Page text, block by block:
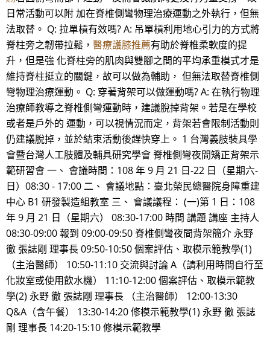
日常活動可以附 加在脊椎側彎物理治療運動之外執行，但無
法取替。 Q: 拉單槓有效嗎? A: 吊單槓利用地心引力的方式將
脊柱旁之韌帶拉鬆， 醫療護膝推薦有助於脊椎柔軟度的提
升，但是強 化脊柱旁的肌肉與雙腳之間的平均承重模式才是
維持脊柱挺立的關鍵，故可以做為輔助， 但無法取替脊椎側
彎物理治療運動。 Q: 穿著背架可以做運動嗎? A: 在執行物理
治療師教導之脊椎側彎運動時，建議脫掉背架。若是在學校
或者是戶外的 運動，可以視情況而定，背架若會限制活動則
仍建議脫掉，並於結束活動後趕快穿上。 1 台灣義肢裝具學
會暨台灣人工肢體及輔具研究學會 脊椎側彎夜間矯正背架示
範研習會 一、 會議時間：108 年 9 月 21 日-22 日（星期六-
日）08:30 - 17:00 二、 會議地點：臺北榮民總醫院身障重建
中心 B1 研發製造組教室 三、 會議議程： (一)第 1 日：108
年 9 月 21 日（星期六） 08:30-17:00 時間 講題 講座 主持人
08:30-09:00 報到 09:00-09:50 脊椎側彎夜間背架簡介 永野
徹 張誌剛 理事長 09:50-10:50 個案評估、取模示範教學(1)
（主治醫師） 10:50-11:10 交流與討論 A（請利用時間自行至
化妝室或使用飲水機） 11:10-12:00 個案評估、取模示範教
學(2) 永野 徹 張誌剛 理事長 （主治醫師） 12:00-13:30
Q&A（含午餐） 13:30-14:20 修模示範教學(1) 永野 徹 張誌
剛 理事長 14:20-15:10 修模示範教學